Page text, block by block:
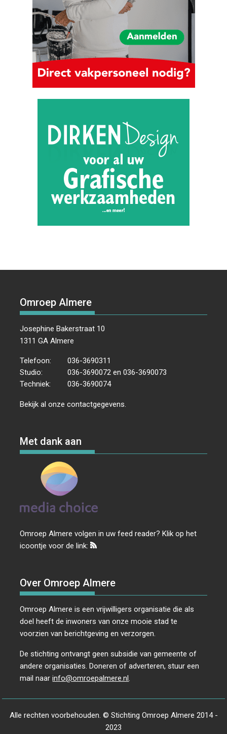
Omroep Almere
Josephine Bakerstraat 10
1311 GA Almere
Telefoon:
036-3690311
Studio:
036-3690072 en 036-3690073
Techniek:
036-3690074
Bekijk al onzecontactgegevens
Met dank aan
Omroep Almere volgen in uw feed reader? Klik op het
icoontje voor de link:
Over Omroep Almere
Omroep Almere is een vrijwilligers organisatie die als
doel heeft de inwoners van onze mooie stad te
voorzien van berichtgeving en verzorgen.
De stichting ontvangt geen subsidie van gemeente of
andere organisaties. Doneren of adverteren, stuur een
mail naarinfo@omroepalmere.nl.
Alle rechten voorbehouden. © Stichting Omroep Almere 2014 -
2023